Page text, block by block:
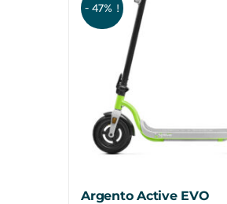
- 47% !
Argento Active EVO